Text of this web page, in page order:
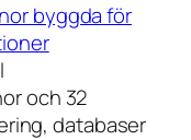
byggda för
och 32
databaser